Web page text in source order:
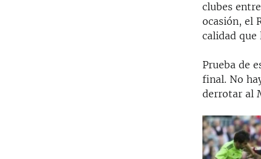
clubes
ocasión, el
calidad
Prueba de
final. No
derrotar al